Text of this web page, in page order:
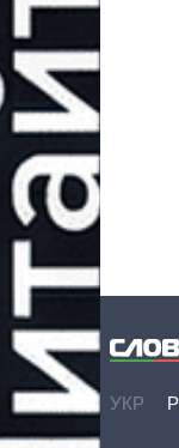
УКР